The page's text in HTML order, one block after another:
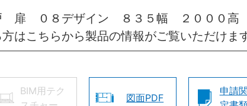
扉 ０８デザイン ８３５幅 ２０００
はこちらから製品の情報がご覧いただけま
BIM用テク
図面PDF
申請